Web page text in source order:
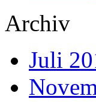
Archiv
Juli